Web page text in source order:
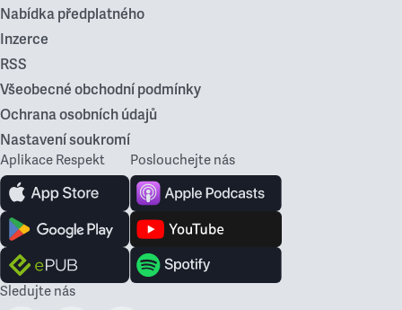
Nabídka předplatného
Inzerce
RSS
Všeobecné obchodní podmínky
Ochrana osobních údajů
Nastavení soukromí
Aplikace Respekt Poslouchejte nás
Sledujte nás